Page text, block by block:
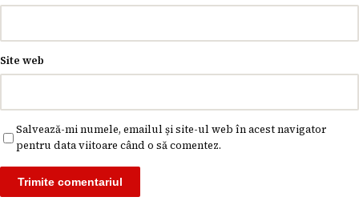
Site web
Salvează-mi numele, emailul și site-ul web în acest navigator
pentru data viitoare când o să comentez.